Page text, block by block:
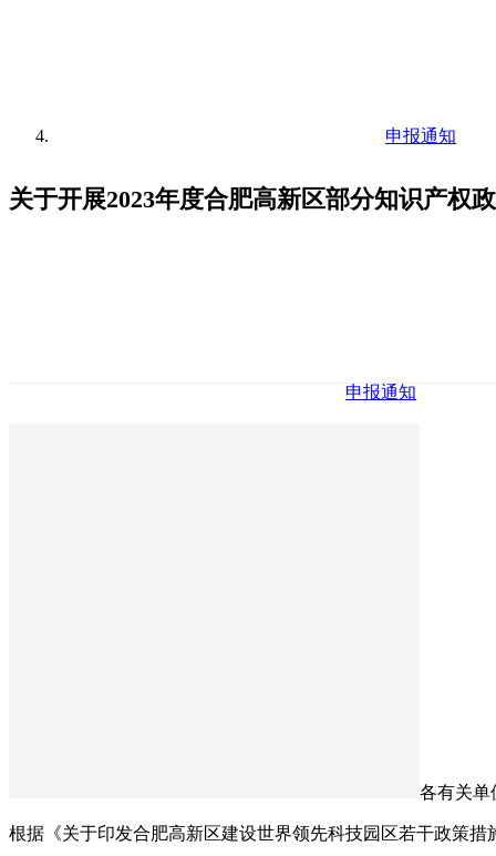
申报通知
关于开展2023年度合肥高新区部分知识产权
申报通知
各有关单
根据《关于印发合肥高新区建设世界领先科技园区若干政策